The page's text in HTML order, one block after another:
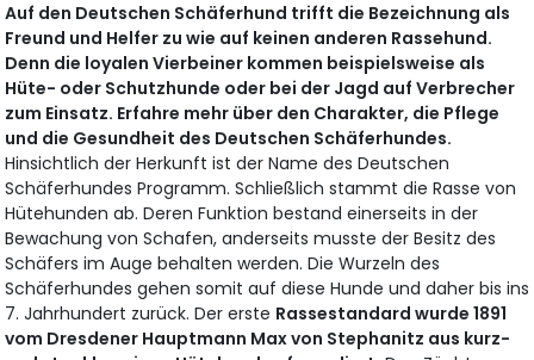
Auf den Deutschen Schäferhund trifft die Bezeichnung als
Freund und Helfer zu wie auf keinen anderen Rassehund.
Denn die loyalen Vierbeiner kommen beispielsweise als
Hüte- oder Schutzhunde oder bei der Jagd auf Verbrecher
zum Einsatz. Erfahre mehr über den Charakter, die Pflege
und die Gesundheit des Deutschen Schäferhundes.
Hinsichtlich der Herkunft ist der Name des Deutschen
Schäferhundes Programm. Schließlich stammt die Rasse von
Hütehunden ab. Deren Funktion bestand einerseits in der
Bewachung von Schafen, anderseits musste der Besitz des
Schäfers im Auge behalten werden. Die Wurzeln des
Schäferhundes gehen somit auf diese Hunde und daher bis ins
7. Jahrhundert zurück. Der erste Rassestandard wurde 1891
vom Dresdener Hauptmann Max von Stephanitz aus kurz-